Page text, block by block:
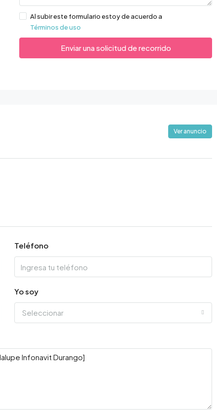
Al subir este formulario estoy de acuerdo a
Términos de uso
Enviar una solicitud de recorrido
Ver anuncio
Teléfono
Yo soy
Seleccionar